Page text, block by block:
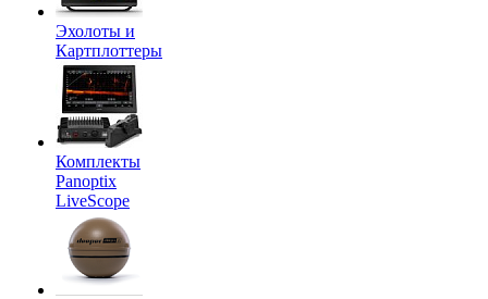
Эхолоты и
Картплоттеры
Комплекты
Panoptix
LiveScope